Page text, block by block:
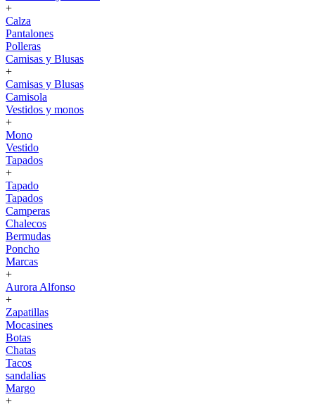
+
Calza
Pantalones
Polleras
Camisas y Blusas
+
Camisas y Blusas
Camisola
Vestidos y monos
+
Mono
Vestido
Tapados
+
Tapado
Tapados
Camperas
Chalecos
Bermudas
Poncho
Marcas
+
Aurora Alfonso
+
Zapatillas
Mocasines
Botas
Chatas
Tacos
sandalias
Margo
+